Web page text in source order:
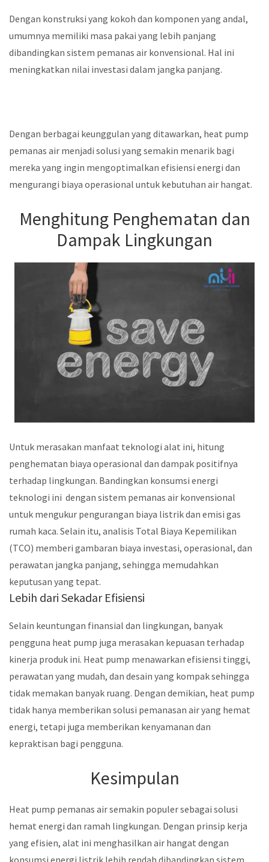
Dengan konstruksi yang kokoh dan komponen yang andal,
umumnya memiliki masa pakai yang lebih panjang
dibandingkan sistem pemanas air konvensional. Hal ini
meningkatkan nilai investasi dalam jangka panjang.
Dengan berbagai keunggulan yang ditawarkan, heat pump
pemanas air menjadi solusi yang semakin menarik bagi
mereka yang ingin mengoptimalkan efisiensi energi dan
mengurangi biaya operasional untuk kebutuhan air hangat.
Menghitung Penghematan dan
Dampak Lingkungan
Untuk merasakan manfaat teknologi alat ini, hitung
penghematan biaya operasional dan dampak positifnya
terhadap lingkungan. Bandingkan konsumsi energi
teknologi ini dengan sistem pemanas air konvensional
untuk mengukur pengurangan biaya listrik dan emisi gas
rumah kaca. Selain itu, analisis Total Biaya Kepemilikan
(TCO) memberi gambaran biaya investasi, operasional, dan
perawatan jangka panjang, sehingga memudahkan
keputusan yang tepat.
Lebih dari Sekadar Efisiensi
Selain keuntungan finansial dan lingkungan, banyak
pengguna heat pump juga merasakan kepuasan terhadap
kinerja produk ini. Heat pump menawarkan efisiensi tinggi,
perawatan yang mudah, dan desain yang kompak sehingga
tidak memakan banyak ruang. Dengan demikian, heat pump
tidak hanya memberikan solusi pemanasan air yang hemat
energi, tetapi juga memberikan kenyamanan dan
kepraktisan bagi pengguna.
Kesimpulan
Heat pump pemanas air semakin populer sebagai solusi
hemat energi dan ramah lingkungan. Dengan prinsip kerja
yang efisien, alat ini menghasilkan air hangat dengan
konsumsi energi listrik lebih rendah dibandingkan sistem